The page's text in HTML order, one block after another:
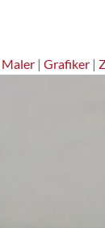
Maler | Grafiker |